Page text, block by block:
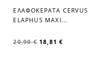
favorite_border
ΕΛΑΦΟΚΕΡΑΤΑ CERVUS
ELAPHUS MAXI...
20,90 € 18,81 €